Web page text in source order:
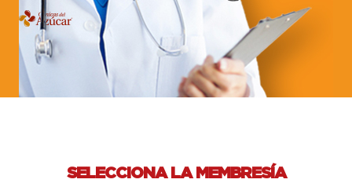
SELECCIONA LA MEMBRESÍA